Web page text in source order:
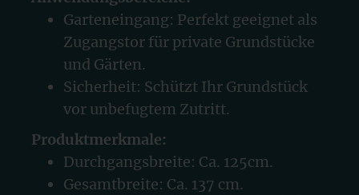
Garteneingang: Perfekt geeignet als
Zugangstor für private Grundstücke
und Gärten.
Sicherheit: Schützt Ihr Grundstück
vor unbefugtem Zutritt.
Produktmerkmale:
Durchgangsbreite: Ca. 125cm.
Gesamtbreite: Ca. 137 cm.